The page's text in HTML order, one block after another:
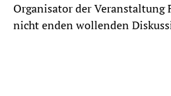
Organisator der Veranstaltung
nicht enden wollenden